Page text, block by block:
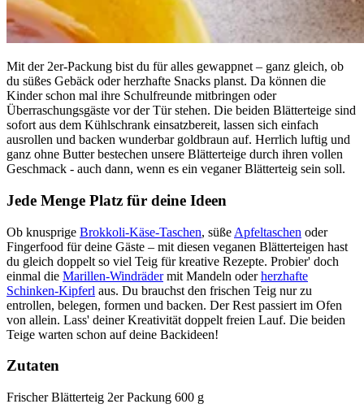
Mit der 2er-Packung bist du für alles gewappnet – ganz gleich, ob
du süßes Gebäck oder herzhafte Snacks planst. Da können die
Kinder schon mal ihre Schulfreunde mitbringen oder
Überraschungsgäste vor der Tür stehen. Die beiden Blätterteige sind
sofort aus dem Kühlschrank einsatzbereit, lassen sich einfach
ausrollen und backen wunderbar goldbraun auf. Herrlich luftig und
ganz ohne Butter bestechen unsere Blätterteige durch ihren vollen
Geschmack - auch dann, wenn es ein veganer Blätterteig sein soll.
Jede Menge Platz für deine Ideen
Ob knusprige Brokkoli-Käse-Taschen, süße Apfeltaschen oder
Fingerfood für deine Gäste – mit diesen veganen Blätterteigen hast
du gleich doppelt so viel Teig für kreative Rezepte. Probier' doch
einmal die Marillen-Windrädermit Mandeln oderherzhafte
Schinken-Kipferl aus. Du brauchst den frischen Teig nur zu
entrollen, belegen, formen und backen. Der Rest passiert im Ofen
von allein. Lass' deiner Kreativität doppelt freien Lauf. Die beiden
Teige warten schon auf deine Backideen!
Zutaten
Frischer Blätterteig 2er Packung 600 g